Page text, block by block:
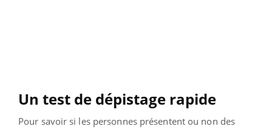
Un test de dépistage rapide
Pour savoir si les personnes présentent ou non des